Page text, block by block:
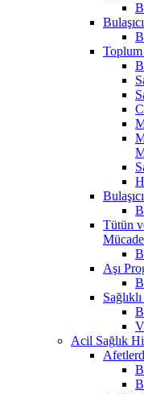
Toplum
Tütün
Aşı
Acil Sağlık